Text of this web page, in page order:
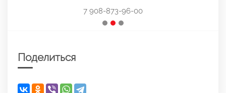
7 908-873-96-00
Поделиться